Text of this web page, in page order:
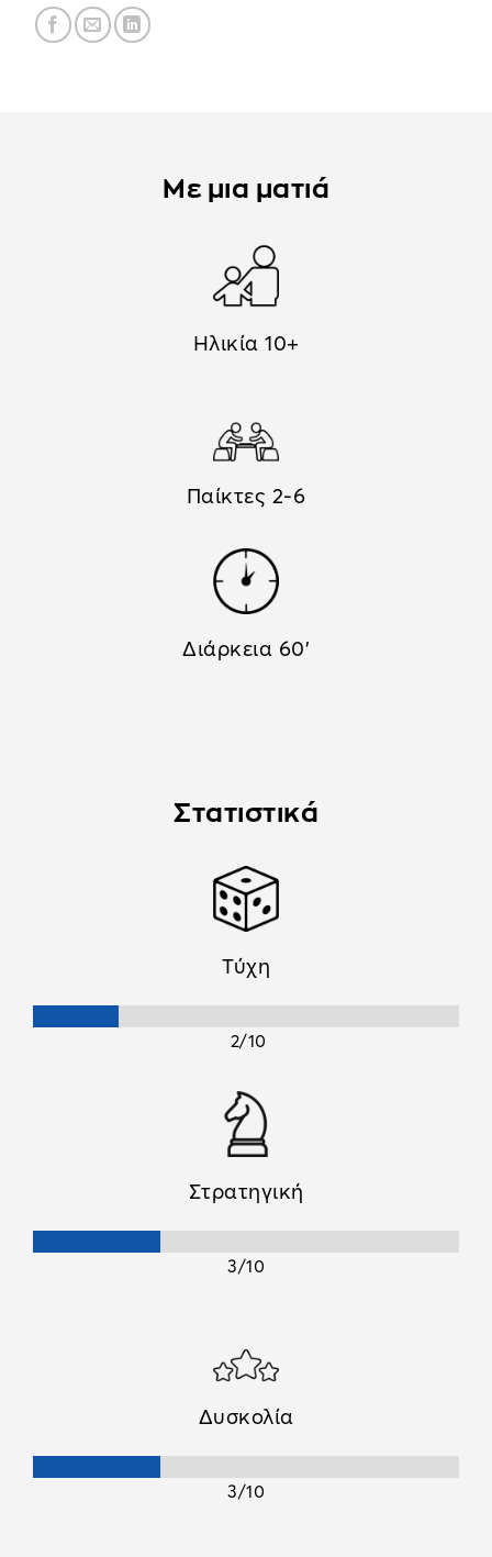
Με μια ματιά
Ηλικία 10+
Παίκτες 2-6
Διάρκεια 60'
Στατιστικά
Τύχη
2/10
Στρατηγική
3/10
Δυσκολία
3/10